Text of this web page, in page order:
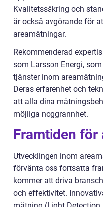
Kvalitetssäkring och
är också avgörande för
areamätningar.
Rekommenderad
som Larsson Energi,
tjänster inom
Deras erfarenhet och
att alla dina
möjliga noggrannhet.
Framtiden för
Utvecklingen inom
förvänta oss fortsatta
kommer att driva
och effektivitet.